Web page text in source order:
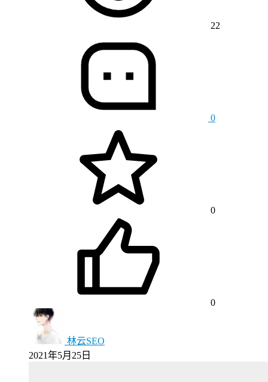
22
0
0
0
林云SEO
2021年5月25日